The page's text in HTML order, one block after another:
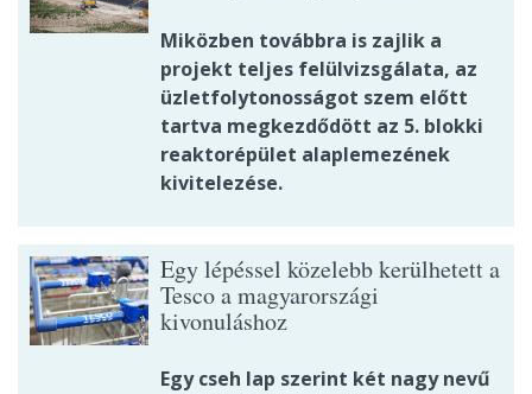
Miközben továbbra is zajlik a
projekt teljes felülvizsgálata, az
üzletfolytonosságot szem előtt
tartva megkezdődött az 5. blokki
reaktorépület alaplemezének
kivitelezése.
Egy lépéssel közelebb kerülhetett a
Tesco a magyarországi
kivonuláshoz
Egy cseh lap szerint két nagy nevű